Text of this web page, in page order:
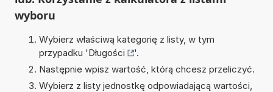
wyboru
Wybierz właściwą kategorię z listy, w tym
przypadku 'Długości
'.
Następnie wpisz wartość, którą chcesz przeliczyć.
Wybierz z listy jednostkę odpowiadającą wartości,